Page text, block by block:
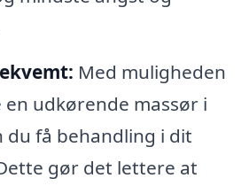
Med muligheden
udkørende massør i
du få behandling i dit
gør det lettere at